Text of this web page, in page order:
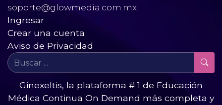
soporte@glowmedia.com.mx
Ingresar
Crear una cuenta
Aviso de Privacidad
Ginexeltis, la plataforma # 1 de Educación
Médica Continua On Demand más completa y